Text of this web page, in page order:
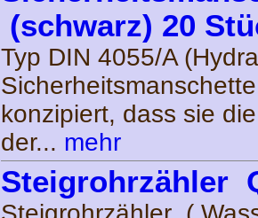
(schwarz) 20
Typ DIN 4055/A
konzipiert, dass sie
der... mehr
Steigrohrzähler